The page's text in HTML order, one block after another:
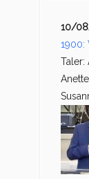
10/
1900:
Taler: